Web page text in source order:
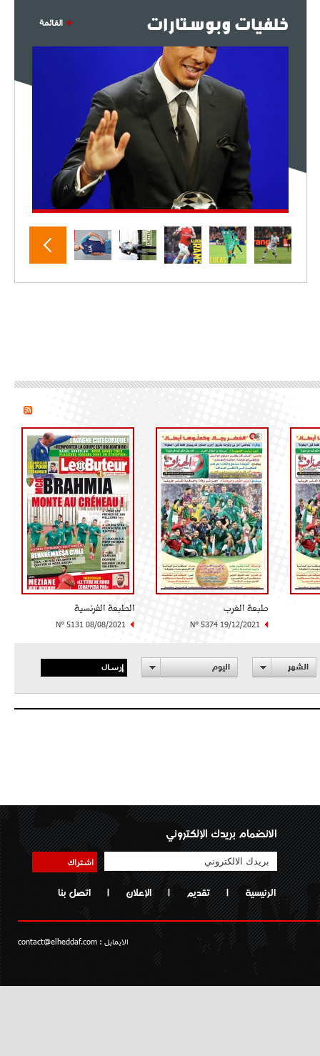
خلفيات وبوستارات القائمة
طبعة الغرب
N° 5374 19/12/2021
الطبعة الفرنسية
N° 5131 08/08/2021
الشهر اليوم إرسال
الانضمام بريدك الإلكتروني
اشتراك
الرئيسية | تقديم | الإعلان | اتصل بنا
الايمايل : contact@elheddaf.com